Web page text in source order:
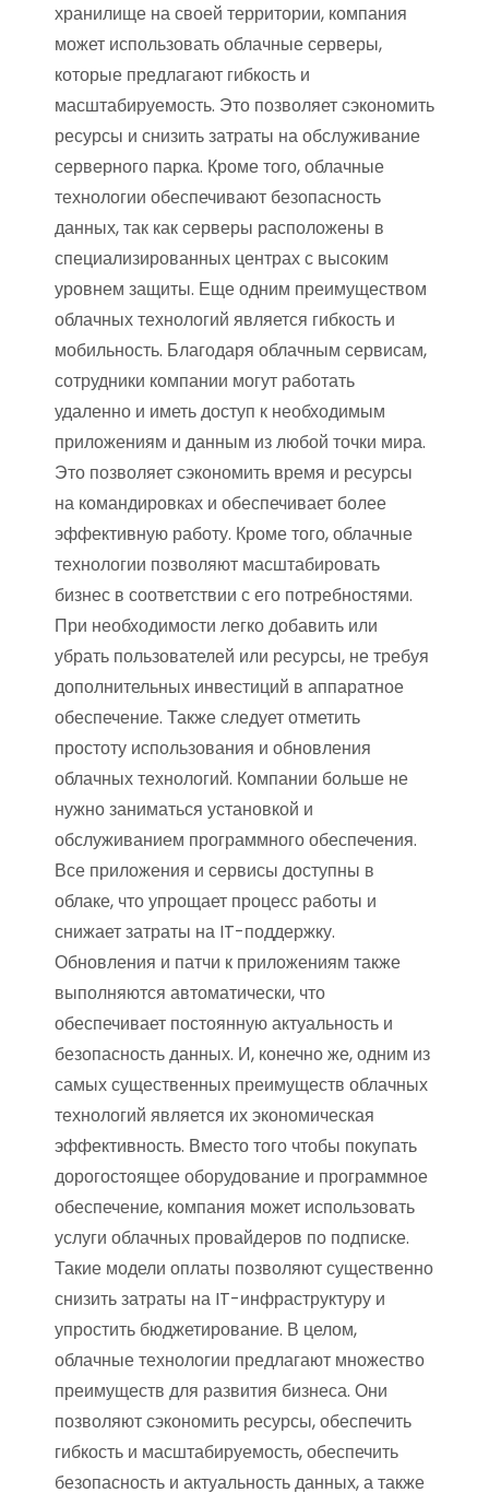
хранилище на своей территории, компания
может использовать облачные серверы,
которые предлагают гибкость и
масштабируемость. Это позволяет сэкономить
ресурсы и снизить затраты на обслуживание
серверного парка. Кроме того, облачные
технологии обеспечивают безопасность
данных, так как серверы расположены в
специализированных центрах с высоким
уровнем защиты. Еще одним преимуществом
облачных технологий является гибкость и
мобильность. Благодаря облачным сервисам,
сотрудники компании могут работать
удаленно и иметь доступ к необходимым
приложениям и данным из любой точки мира.
Это позволяет сэкономить время и ресурсы
на командировках и обеспечивает более
эффективную работу. Кроме того, облачные
технологии позволяют масштабировать
бизнес в соответствии с его потребностями.
При необходимости легко добавить или
убрать пользователей или ресурсы, не требуя
дополнительных инвестиций в аппаратное
обеспечение. Также следует отметить
простоту использования и обновления
облачных технологий. Компании больше не
нужно заниматься установкой и
обслуживанием программного обеспечения.
Все приложения и сервисы доступны в
облаке, что упрощает процесс работы и
снижает затраты на IT-поддержку.
Обновления и патчи к приложениям также
выполняются автоматически, что
обеспечивает постоянную актуальность и
безопасность данных. И, конечно же, одним из
самых существенных преимуществ облачных
технологий является их экономическая
эффективность. Вместо того чтобы покупать
дорогостоящее оборудование и программное
обеспечение, компания может использовать
услуги облачных провайдеров по подписке.
Такие модели оплаты позволяют существенно
снизить затраты на IT-инфраструктуру и
упростить бюджетирование. В целом,
облачные технологии предлагают множество
преимуществ для развития бизнеса. Они
позволяют сэкономить ресурсы, обеспечить
гибкость и масштабируемость, обеспечить
безопасность и актуальность данных, а также